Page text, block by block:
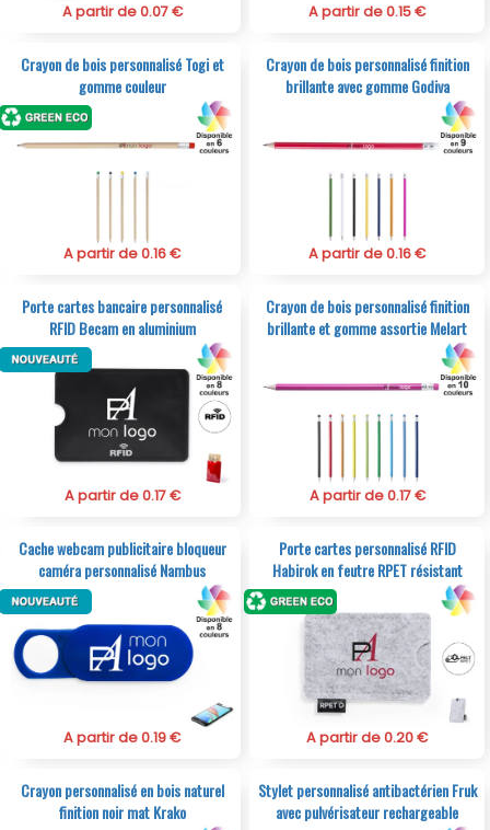
A partir de 0.07 € A partir de 0.15 €
Crayon de bois personnalisé Togi et
gomme couleur
A partir de 0.16 €
Crayon de bois personnalisé finition
brillante avec gomme Godiva
A partir de 0.16 €
Porte cartes bancaire personnalisé
RFID Becam en aluminium
A partir de 0.17 €
Crayon de bois personnalisé finition
brillante et gomme assortie Melart
A partir de 0.17 €
Cache webcam publicitaire bloqueur
caméra personnalisé Nambus
A partir de 0.19 €
Porte cartes personnalisé RFID
Habirok en feutre RPET résistant
A partir de 0.20 €
Crayon personnalisé en bois naturel
finition noir mat Krako
Stylet personnalisé antibactérien Fruk
avec pulvérisateur rechargeable